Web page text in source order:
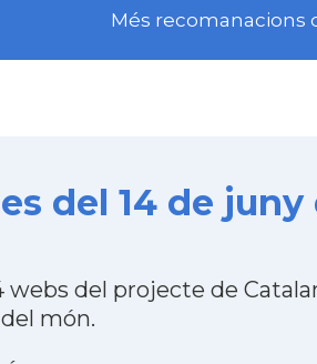
Més recomanacions
del 14 de juny
webs del projecte de
món.